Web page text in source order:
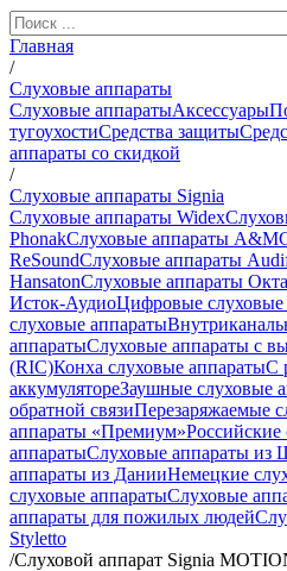
Главная
/
Слуховые аппараты
Слуховые аппаратыАксессуары
тугоухостиСредства защиты
аппараты со скидкой
/
Слуховые аппараты Signia
Слуховые аппараты Widex
PhonakСлуховые аппараты A&M
ReSoundСлуховые аппараты
HansatonСлуховые аппараты
Исток-АудиоЦифровые слуховые
слуховые аппараты
аппаратыСлуховые аппараты с
(RIC)Конха слуховые аппаратыС
аккумулятореЗаушные слуховые
обратной связиПерезаряжаемые
аппараты «Премиум»Российские
аппаратыСлуховые аппараты из
аппараты из ДанииНемецкие
слуховые аппаратыСлуховые
аппараты для пожилых людей
Styletto
/Слуховой аппарат Signia